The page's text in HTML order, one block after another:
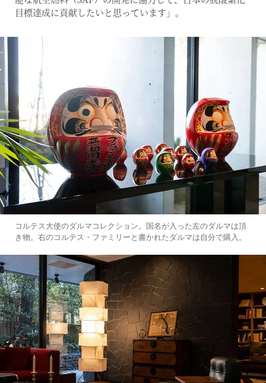
目標達成に貢献したいと思っています」。
コルテス大使のダルマコレクション。国名が入った左のダルマは頂
き物。右のコルテス・ファミリーと書かれたダルマは自分で購入。